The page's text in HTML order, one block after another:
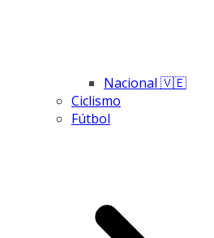
Nacional 🇻🇪
Ciclismo
Fútbol